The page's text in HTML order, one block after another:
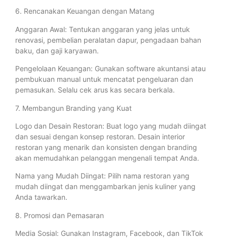
6. Rencanakan Keuangan dengan Matang
Anggaran Awal: Tentukan anggaran yang jelas untuk
renovasi, pembelian peralatan dapur, pengadaan bahan
baku, dan gaji karyawan.
Pengelolaan Keuangan: Gunakan software akuntansi atau
pembukuan manual untuk mencatat pengeluaran dan
pemasukan. Selalu cek arus kas secara berkala.
7. Membangun Branding yang Kuat
Logo dan Desain Restoran: Buat logo yang mudah diingat
dan sesuai dengan konsep restoran. Desain interior
restoran yang menarik dan konsisten dengan branding
akan memudahkan pelanggan mengenali tempat Anda.
Nama yang Mudah Diingat: Pilih nama restoran yang
mudah diingat dan menggambarkan jenis kuliner yang
Anda tawarkan.
8. Promosi dan Pemasaran
Media Sosial: Gunakan Instagram, Facebook, dan TikTok